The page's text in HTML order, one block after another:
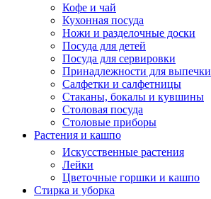
Кофе и чай
Кухонная посуда
Ножи и разделочные доски
Посуда для детей
Посуда для сервировки
Принадлежности для выпечки
Салфетки и салфетницы
Стаканы, бокалы и кувшины
Столовая посуда
Столовые приборы
Растения и кашпо
Искусственные растения
Лейки
Цветочные горшки и кашпо
Стирка и уборка